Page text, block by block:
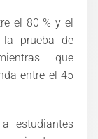
el 80 % y el
prueba de
que
entre el 45
estudiantes